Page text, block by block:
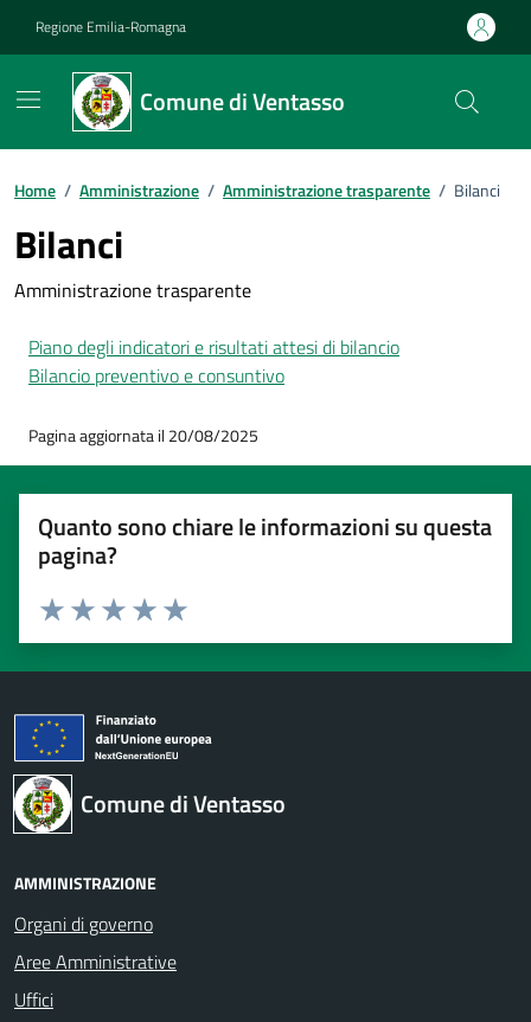
Regione Emilia-Romagna
Comune di Ventasso
Home / Amministrazione / Amministrazione trasparente / Bilanci
Bilanci
Amministrazione trasparente
Piano degli indicatori e risultati attesi di bilancio
Bilancio preventivo e consuntivo
Pagina aggiornata il 20/08/2025
Quanto sono chiare le informazioni su questa
pagina?
Valuta 5 stelle su 5
Valuta 4 stelle su 5
Valuta 3 stelle su 5
Valuta 2 stelle su 5
Valuta 1 stelle su 5
Comune di Ventasso
AMMINISTRAZIONE
Organi di governo
Aree Amministrative
Uffici